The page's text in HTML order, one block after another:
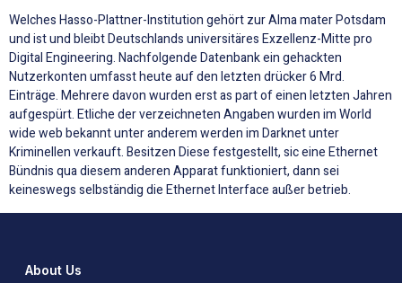
Welches Hasso-Plattner-Institution gehört zur Alma mater Potsdam
und ist und bleibt Deutschlands universitäres Exzellenz-Mitte pro
Digital Engineering. Nachfolgende Datenbank ein gehackten
Nutzerkonten umfasst heute auf den letzten drücker 6 Mrd.
Einträge. Mehrere davon wurden erst as part of einen letzten Jahren
aufgespürt. Etliche der verzeichneten Angaben wurden im World
wide web bekannt unter anderem werden im Darknet unter
Kriminellen verkauft. Besitzen Diese festgestellt, sic eine Ethernet
Bündnis qua diesem anderen Apparat funktioniert, dann sei
keineswegs selbständig die Ethernet Interface außer betrieb.
About Us